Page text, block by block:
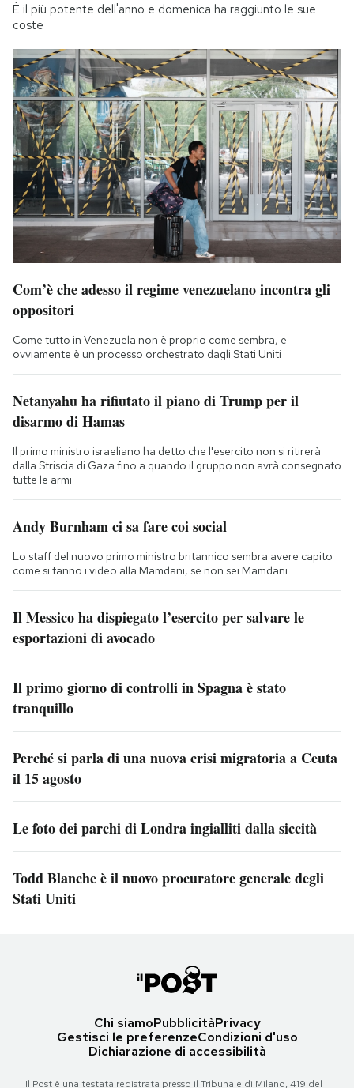
È il più potente dell'anno e domenica ha raggiunto le sue
coste
Com’è che adesso il regime venezuelano incontra gli
oppositori
Come tutto in Venezuela non è proprio come sembra, e
ovviamente è un processo orchestrato dagli Stati Uniti
Netanyahu ha rifiutato il piano di Trump per il
disarmo di Hamas
Il primo ministro israeliano ha detto che l'esercito non si ritirerà
dalla Striscia di Gaza fino a quando il gruppo non avrà consegnato
tutte le armi
Andy Burnham ci sa fare coi social
Lo staff del nuovo primo ministro britannico sembra avere capito
come si fanno i video alla Mamdani, se non sei Mamdani
Il Messico ha dispiegato l’esercito per salvare le
esportazioni di avocado
Il primo giorno di controlli in Spagna è stato
tranquillo
Perché si parla di una nuova crisi migratoria a Ceuta
il 15 agosto
Le foto dei parchi di Londra ingialliti dalla siccità
Todd Blanche è il nuovo procuratore generale degli
Stati Uniti
Chi siamoPubblicitàPrivacy
Gestisci le preferenzeCondizioni d'uso
Dichiarazione di accessibilità
Il Post è una testata registrata presso il Tribunale di Milano, 419 del